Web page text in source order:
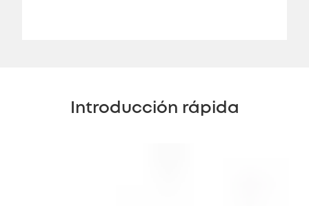
Introducción rápida